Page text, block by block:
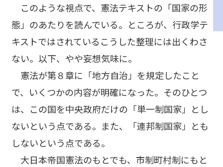
このような視点で、憲法テキストの「国家の形
態」のあたりを読んでいる。ところが、行政学テ
キストではされているこうした整理には出くわさ
ない。以下、やや妄想気味に。
憲法が第８章に「地方自治」を規定したこと
で、いくつかの内容が明確になった。そのひとつ
は、この国を中央政府だけの「単一制国家」とし
ないという点である。また、「連邦制国家」とも
しないという点である。
大日本帝国憲法のもとでも、市制町村制にもと